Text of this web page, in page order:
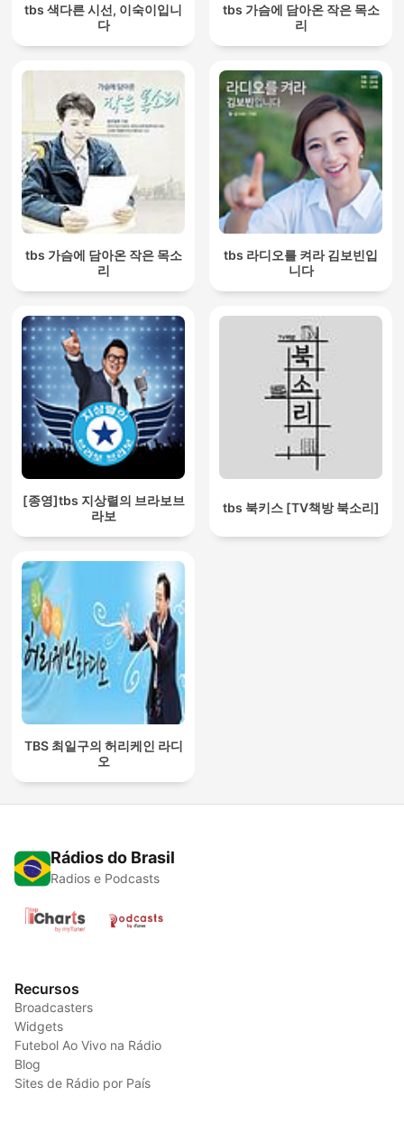
tbs 색다른 시선, 이숙이입니
다
tbs 가슴에 담아온 작은 목소
리
tbs 가슴에 담아온 작은 목소
리
tbs 라디오를 켜라 김보빈입
니다
[종영]tbs 지상렬의 브라보브
라보
tbs 북키스 [TV책방 북소리]
TBS 최일구의 허리케인 라디
오
Rádios do Brasil
Radios e Podcasts
Recursos
Broadcasters
Widgets
Futebol Ao Vivo na Rádio
Blog
Sites de Rádio por País